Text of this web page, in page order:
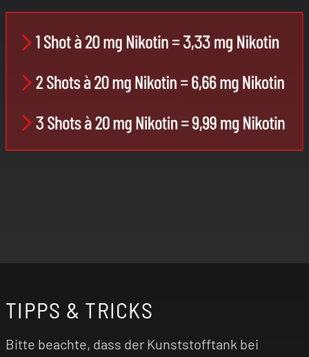
TIPPS & TRICKS
Bitte beachte, dass der Kunststofftank bei